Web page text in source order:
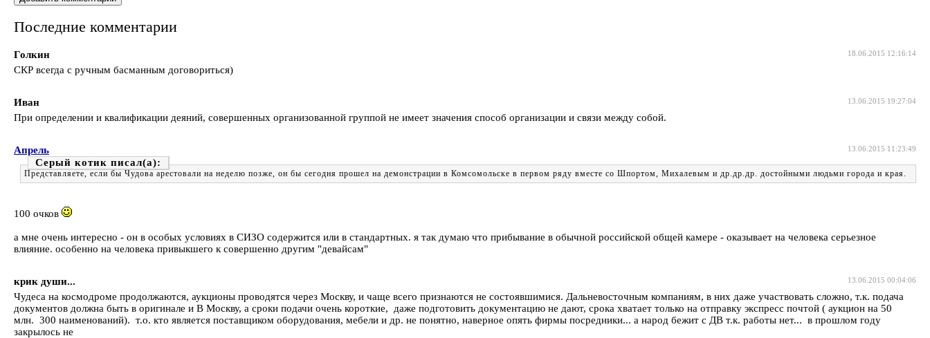
Последние комментарии
18.06.2015 12:16:14
Голкин
СКР всегда с ручным басманным договориться)
13.06.2015 19:27:04
Иван
При определении и квалификации деяний, совершенных организованной группой не имеет значения способ организации и связи между собой.
13.06.2015 11:23:49
Апрель
Серый котик
Представляете, если бы Чудова арестовали на неделю позже, он бы сегодня прошел на демонстрации в Комсомольске в первом ряду вместе со Шпортом, Михалевым и др.др.др. достойными людьми города и края.
100 очков
а мне очень интересно - он в особых условиях в СИЗО содержится или в стандартных. я так думаю что прибывание в обычной российской общей камере - оказывает на человека серьезное
влияние. особенно на человека привыкшего к совершенно другим "девайсам"
13.06.2015 00:04:06
крик души...
Чудеса на космодроме продолжаются, аукционы проводятся через Москву, и чаще всего признаются не состоявшимися. Дальневосточным компаниям, в них даже участвовать сложно, т.к. подача
документов должна быть в оригинале и В Москву, а сроки подачи очень короткие, даже подготовить документацию не дают, срока хватает только на отправку экспресс почтой ( аукцион на 50
млн. 300 наименований). т.о. кто является поставщиком оборудования, мебели и др. не понятно, наверное опять фирмы посредники... а народ бежит с ДВ т.к. работы нет... в прошлом году
закрылось не